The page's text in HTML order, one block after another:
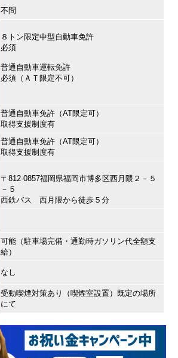
不問
８トン限定中型自動車免許
必須
普通自動車運転免許
必須（ＡＴ限定不可）
普通自動車免許（AT限定可）
取得支援制度有
普通自動車免許（AT限定可）
取得支援制度有
〒812-0857福岡県福岡市博多区西月隈２－５
－５
西鉄バス 西月隈から徒歩５分
可能（駐車場完備・通勤時ガソリン代全額支
給）
なし
受動喫煙対策あり（喫煙室設置）既定の場所
にて